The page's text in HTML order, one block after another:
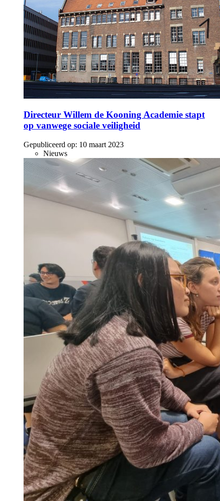
Directeur Willem de Kooning Academie stapt
op vanwege sociale veiligheid
Gepubliceerd op: 10 maart 2023
Nieuws